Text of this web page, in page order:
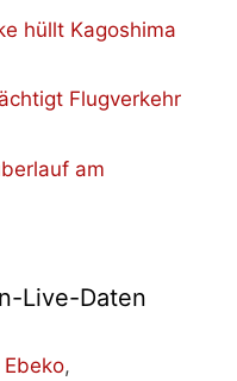
hüllt Kagoshima
Flugverkehr
am
Live-Daten
Ebeko,